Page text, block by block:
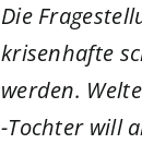
Die
krisenhafte
werden.
-Tochter will